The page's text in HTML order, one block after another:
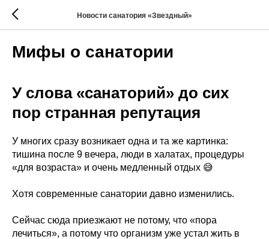
Новости санатория «Звездный»
Мифы о санатории
У слова «санаторий» до сих
пор странная репутация
У многих сразу возникает одна и та же картинка:
тишина после 9 вечера, люди в халатах, процедуры
«для возраста» и очень медленный отдых 😅
Хотя современные санатории давно изменились.
Сейчас сюда приезжают не потому, что «пора
лечиться», а потому что организм уже устал жить в